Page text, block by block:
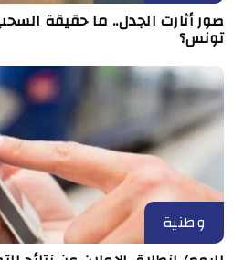
صور أثارت الجدل.. ما حقيقة
تونس؟
وطنية